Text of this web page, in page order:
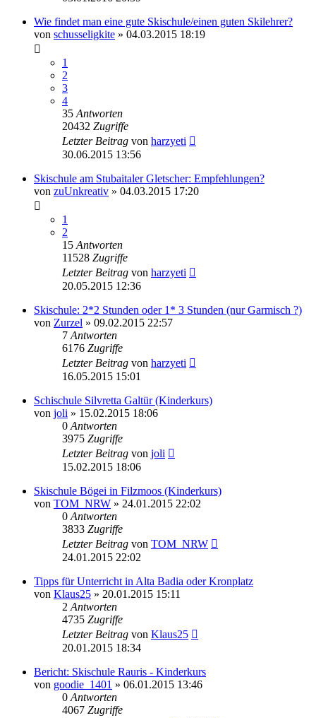
Wie findet man eine gute Skischule/einen guten Skilehrer?
von schusseligkite » 04.03.2015 18:19
1
2
3
4
35 Antworten
20432 Zugriffe
Letzter Beitrag von harzyeti
30.06.2015 13:56
Skischule am Stubaitaler Gletscher: Empfehlungen?
von zuUnkreativ » 04.03.2015 17:20
1
2
15 Antworten
11528 Zugriffe
Letzter Beitrag von harzyeti
20.05.2015 12:36
Skischule: 2*2 Stunden oder 1* 3 Stunden (nur Garmisch ?)
von Zurzel » 09.02.2015 22:57
7 Antworten
6176 Zugriffe
Letzter Beitrag von harzyeti
16.05.2015 15:01
Schischule Silvretta Galtür (Kinderkurs)
von joli » 15.02.2015 18:06
0 Antworten
3975 Zugriffe
Letzter Beitrag von joli
15.02.2015 18:06
Skischule Bögei in Filzmoos (Kinderkurs)
von TOM_NRW » 24.01.2015 22:02
0 Antworten
3833 Zugriffe
Letzter Beitrag von TOM_NRW
24.01.2015 22:02
Tipps für Unterricht in Alta Badia oder Kronplatz
von Klaus25 » 20.01.2015 15:11
2 Antworten
4735 Zugriffe
Letzter Beitrag von Klaus25
20.01.2015 18:34
Bericht: Skischule Rauris - Kinderkurs
von goodie_1401 » 06.01.2015 13:46
0 Antworten
4067 Zugriffe